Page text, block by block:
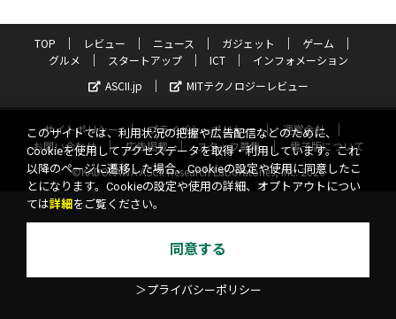
TOP レビュー ニュース ガジェット
ゲーム
グルメ
スタートアップ ICT
インフォメーション
ASCII.jp
MITテクノロジーレビュー
サイトポリシー プライバシーポリシー
運営会社
お問い合わせ
広告掲載 スタッフ募集
電子版について
©KADOKAWA ASCII Research Laboratories, Inc. 2026
このサイトでは、利用状況の把握や広告配信などのために、
Cookieを使用してアクセスデータを取得・利用しています。これ
以降のページに遷移した場合、Cookieの設定や使用に同意したこ
とになります。Cookieの設定や使用の詳細、オプトアウトについ
ては詳細 をご覧ください。
同意する
＞プライバシーポリシー